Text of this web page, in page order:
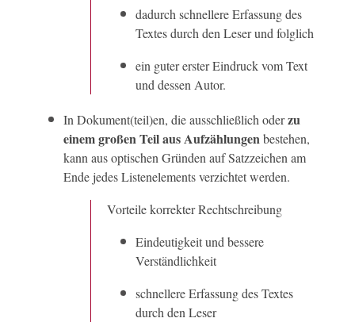
dadurch schnellere Erfassung des
Textes durch den Leser und folglich
ein guter erster Eindruck vom Text
und dessen Autor.
In Dokument(teil)en, die ausschließlich oderzu
einem großen Teil aus Aufzählungenbestehen,
kann aus optischen Gründen auf Satzzeichen am
Ende jedes Listenelements verzichtet werden.
Vorteile korrekter Rechtschreibung
Eindeutigkeit und bessere
Verständlichkeit
schnellere Erfassung des Textes
durch den Leser